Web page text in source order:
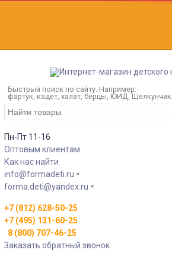
Быстрый поиск по сайту. Например:
фартук, кадет, халат, берцы, ЮИД, Щелкунчик
Пн-Пт 11-16
Оптовым клиентам
Как нас найти
info@formadeti.ru
forma.deti@yandex.ru
+7 (812) 628-50-25
+7 (495) 131-60-25
8 (800) 707-46-25
Заказать обратный звонок